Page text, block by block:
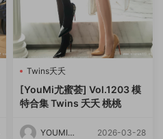
Twins夭夭
[YouMi尤蜜荟] Vol.1203 模
特合集 Twins 夭夭 桃桃
YOUMI尤
2026-03-28